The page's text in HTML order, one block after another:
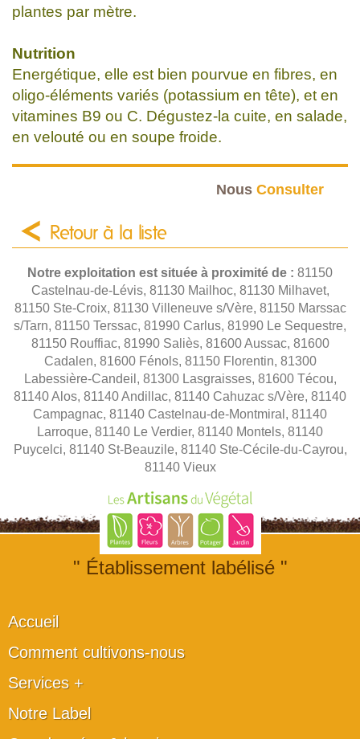
plantes par mètre.
Nutrition
Energétique, elle est bien pourvue en fibres, en
oligo-éléments variés (potassium en tête), et en
vitamines B9 ou C. Dégustez-la cuite, en salade,
en velouté ou en soupe froide.
Nous Consulter
Retour à la liste
Notre exploitation est située à proximité de : 81150
Castelnau-de-Lévis, 81130 Mailhoc, 81130 Milhavet,
81150 Ste-Croix, 81130 Villeneuve s/Vère, 81150 Marssac
s/Tarn, 81150 Terssac, 81990 Carlus, 81990 Le Sequestre,
81150 Rouffiac, 81990 Saliès, 81600 Aussac, 81600
Cadalen, 81600 Fénols, 81150 Florentin, 81300
Labessière-Candeil, 81300 Lasgraisses, 81600 Técou,
81140 Alos, 81140 Andillac, 81140 Cahuzac s/Vère, 81140
Campagnac, 81140 Castelnau-de-Montmiral, 81140
Larroque, 81140 Le Verdier, 81140 Montels, 81140
Puycelci, 81140 St-Beauzile, 81140 Ste-Cécile-du-Cayrou,
81140 Vieux
" Établissement labélisé "
Accueil
Comment cultivons-nous
Services +
Notre Label